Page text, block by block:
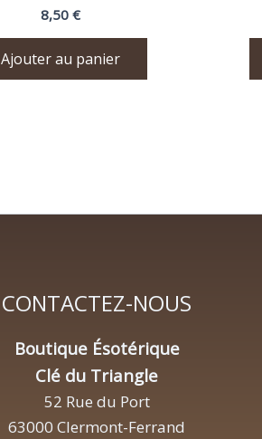
8,50 €
Ajouter au panier
CONTACTEZ-NOUS
Boutique Ésotérique
Clé du Triangle
52 Rue du Port
63000 Clermont-Ferrand